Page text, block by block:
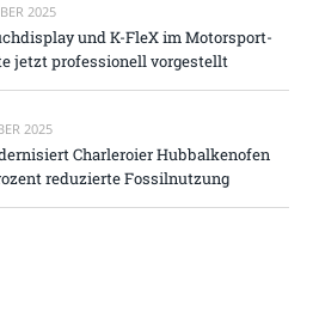
2025
und K-FleX im Motorsport-
jetzt professionell vorgestellt
2025
Charleroier Hubbalkenofen
reduzierte Fossilnutzung